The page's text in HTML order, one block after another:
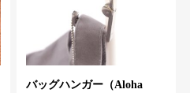
バッグハンガー（Aloha